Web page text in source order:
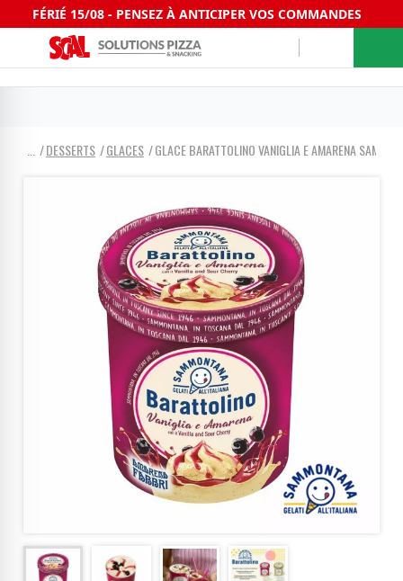
FÉRIÉ 15/08 - PENSEZ À ANTICIPER VOS COMMANDES
DESSERTS GLACES GLACE BARATTOLINO VANIGLIA E AMARENA